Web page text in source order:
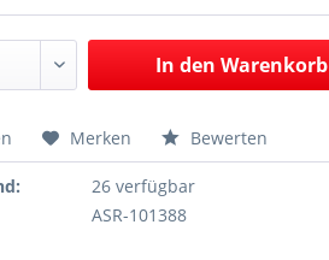
In den Warenkorb
Merken Bewerten
26 verfügbar
ASR-101388